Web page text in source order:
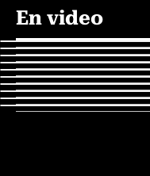
En video